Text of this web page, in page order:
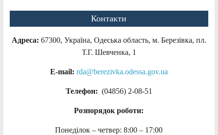
Контакти
Адреса: 67300, Україна, Одеська область, м. Березівка, пл.
Т.Г. Шевченка, 1
E-mail: rda@berezivka.odessa.gov.ua
Телефон: (04856) 2-08-51
Розпорядок роботи:
Понеділок – четвер: 8:00 – 17:00